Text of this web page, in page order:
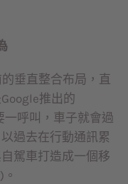
垂直整合布局，直
推出的
呼叫，車子就會過
過去在行動通訊累
駕車打造成一個移